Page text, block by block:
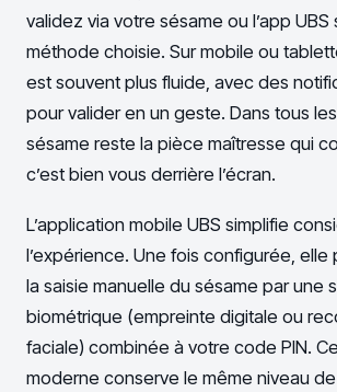
validez via votre sésame ou l’app UBS
méthode choisie. Sur mobile ou
est souvent plus fluide, avec des
pour valider en un geste. Dans tous
sésame reste la pièce maîtresse qui
c’est bien vous derrière l’écran.
L’application mobile UBS simplifie
l’expérience. Une fois configurée, elle
la saisie manuelle du sésame par une
biométrique (empreinte digitale ou
faciale) combinée à votre code PIN.
moderne conserve le même niveau